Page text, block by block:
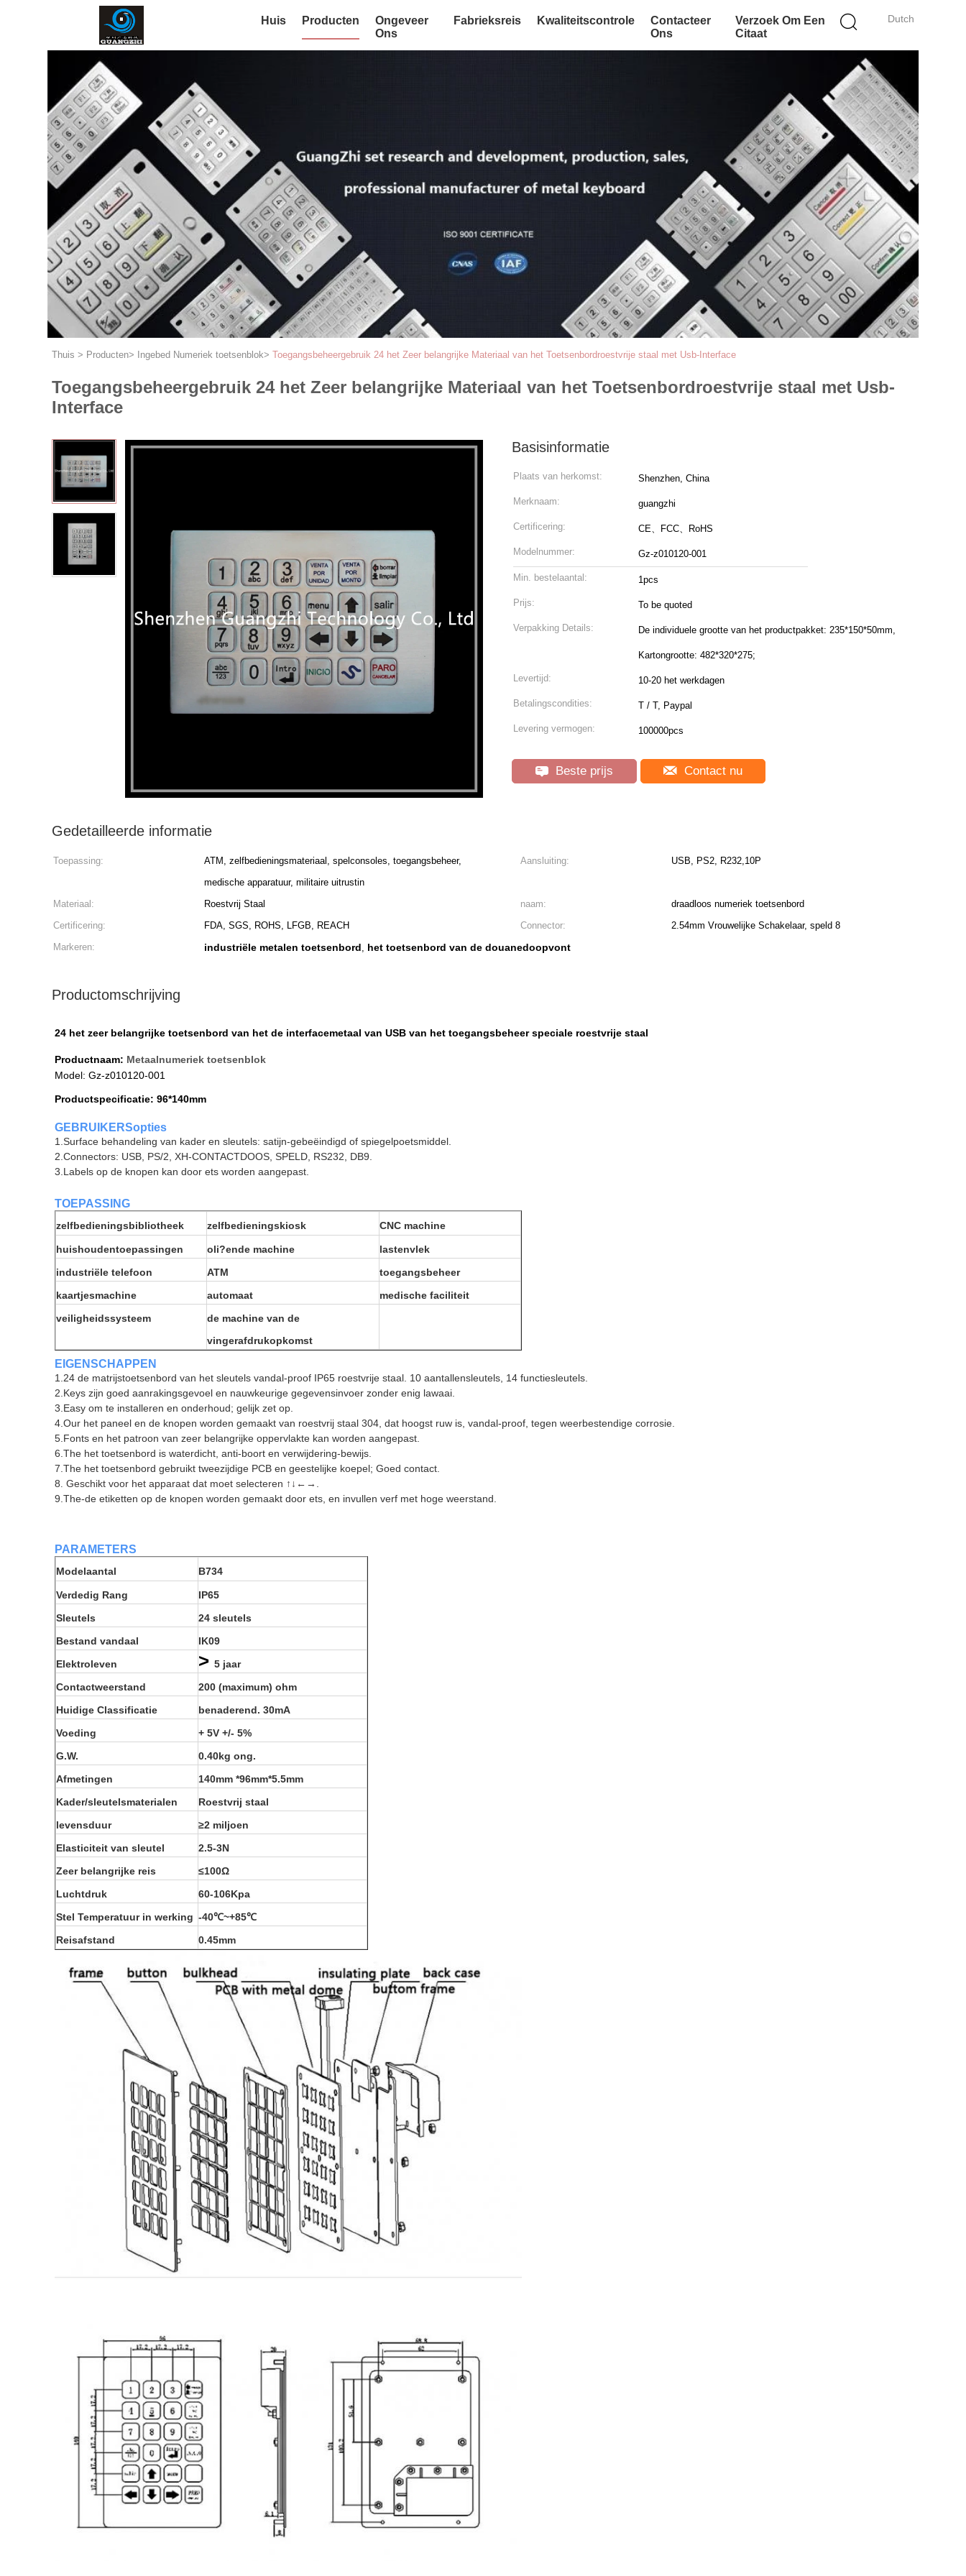
Dutch
Huis Producten
Ongeveer
Ons
Fabrieksreis Kwaliteitscontrole
Contacteer
Ons
Verzoek Om Een
Citaat
Thuis > Producten> Ingebed Numeriek toetsenblok> Toegangsbeheergebruik 24 het Zeer belangrijke Materiaal van het Toetsenbordroestvrije staal met Usb-Interface
Toegangsbeheergebruik 24 het Zeer belangrijke Materiaal van het Toetsenbordroestvrije staal met Usb-
Interface
Basisinformatie
Plaats van herkomst: Shenzhen, China
Merknaam: guangzhi
Certificering: CE、FCC、RoHS
Modelnummer: Gz-z010120-001
Min. bestelaantal: 1pcs
Prijs: To be quoted
Verpakking Details: De individuele grootte van het productpakket: 235*150*50mm,
Kartongrootte: 482*320*275;
Levertijd: 10-20 het werkdagen
Betalingscondities: T / T, Paypal
Levering vermogen: 100000pcs
Beste prijs Contact nu
Gedetailleerde informatie
Toepassing:
ATM, zelfbedieningsmateriaal, spelconsoles, toegangsbeheer,
medische apparatuur, militaire uitrustin
Aansluiting: USB, PS2, R232,10P
Materiaal: Roestvrij Staal naam:
draadloos numeriek toetsenbord
Certificering:
FDA, SGS, ROHS, LFGB, REACH Connector:
2.54mm Vrouwelijke Schakelaar, speld 8
Markeren:
industriële metalen toetsenbord, het toetsenbord van de douanedoopvont
Productomschrijving
24 het zeer belangrijke toetsenbord van het de interfacemetaal van USB van het toegangsbeheer speciale roestvrije staal
Productnaam: Metaalnumeriek toetsenblok
Model: Gz-z010120-001
Productspecificatie: 96*140mm
GEBRUIKERSopties
1.Surface behandeling van kader en sleutels: satijn-gebeëindigd of spiegelpoetsmiddel.
2.Connectors: USB, PS/2, XH-CONTACTDOOS, SPELD, RS232, DB9.
3.Labels op de knopen kan door ets worden aangepast.
TOEPASSING
zelfbedieningsbibliotheek zelfbedieningskiosk CNC machine
huishoudentoepassingen oli?ende machine
lastenvlek
industriële telefoon
ATM
toegangsbeheer
kaartjesmachine
automaat
medische faciliteit
veiligheidssysteem
de machine van de
vingerafdrukopkomst
EIGENSCHAPPEN
1.24 de matrijstoetsenbord van het sleutels vandal-proof IP65 roestvrije staal. 10 aantallensleutels, 14 functiesleutels.
2.Keys zijn goed aanrakingsgevoel en nauwkeurige gegevensinvoer zonder enig lawaai.
3.Easy om te installeren en onderhoud; gelijk zet op.
4.Our het paneel en de knopen worden gemaakt van roestvrij staal 304, dat hoogst ruw is, vandal-proof, tegen weerbestendige corrosie.
5.Fonts en het patroon van zeer belangrijke oppervlakte kan worden aangepast.
6.The het toetsenbord is waterdicht, anti-boort en verwijdering-bewijs.
7.The het toetsenbord gebruikt tweezijdige PCB en geestelijke koepel; Goed contact.
8. Geschikt voor het apparaat dat moet selecteren ↑↓←→.
9.The-de etiketten op de knopen worden gemaakt door ets, en invullen verf met hoge weerstand.
PARAMETERS
Modelaantal B734
Verdedig Rang
IP65
Sleutels
24 sleutels
Bestand vandaal
IK09
Elektroleven
> 5 jaar
Contactweerstand
200 (maximum) ohm
Huidige Classificatie
benaderend. 30mA
Voeding
+ 5V +/- 5%
G.W.
0.40kg ong.
Afmetingen
140mm *96mm*5.5mm
Kader/sleutelsmaterialen
Roestvrij staal
levensduur
≥2 miljoen
Elasticiteit van sleutel
2.5-3N
Zeer belangrijke reis
≤100Ω
Luchtdruk
60-106Kpa
Stel Temperatuur in werking -40℃~+85℃
Reisafstand
0.45mm